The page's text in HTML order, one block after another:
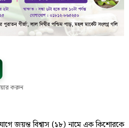
করুন
জয়ন্ত বিশ্বাস (১৮) নামে এক কিশোরকে